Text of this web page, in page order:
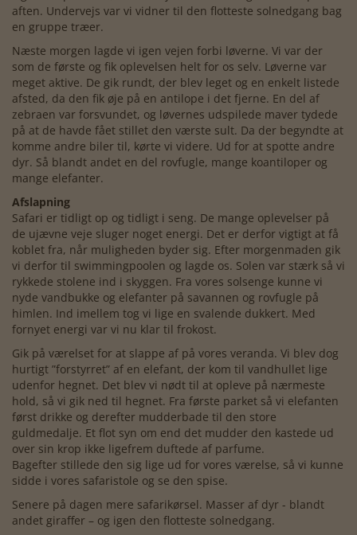
aften. Undervejs var vi vidner til den flotteste solnedgang bag
en gruppe træer.
Næste morgen lagde vi igen vejen forbi løverne. Vi var der
som de første og fik oplevelsen helt for os selv. Løverne var
meget aktive. De gik rundt, der blev leget og en enkelt listede
afsted, da den fik øje på en antilope i det fjerne. En del af
zebraen var forsvundet, og løvernes udspilede maver tydede
på at de havde fået stillet den værste sult. Da der begyndte at
komme andre biler til, kørte vi videre. Ud for at spotte andre
dyr. Så blandt andet en del rovfugle, mange koantiloper og
mange elefanter.
Afslapning
Safari er tidligt op og tidligt i seng. De mange oplevelser på
de ujævne veje sluger noget energi. Det er derfor vigtigt at få
koblet fra, når muligheden byder sig. Efter morgenmaden gik
vi derfor til swimmingpoolen og lagde os. Solen var stærk så vi
rykkede stolene ind i skyggen. Fra vores solsenge kunne vi
nyde vandbukke og elefanter på savannen og rovfugle på
himlen. Ind imellem tog vi lige en svalende dukkert. Med
fornyet energi var vi nu klar til frokost.
Gik på værelset for at slappe af på vores veranda. Vi blev dog
hurtigt ”forstyrret” af en elefant, der kom til vandhullet lige
udenfor hegnet. Det blev vi nødt til at opleve på nærmeste
hold, så vi gik ned til hegnet. Fra første parket så vi elefanten
først drikke og derefter mudderbade til den store
guldmedalje. Et flot syn om end det mudder den kastede ud
over sin krop ikke ligefrem duftede af parfume.
Bagefter stillede den sig lige ud for vores værelse, så vi kunne
sidde i vores safaristole og se den spise.
Senere på dagen mere safarikørsel. Masser af dyr - blandt
andet giraffer – og igen den flotteste solnedgang.